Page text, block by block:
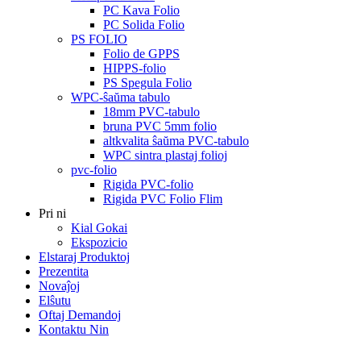
PC Kava Folio
PC Solida Folio
PS FOLIO
Folio de GPPS
HIPPS-folio
PS Spegula Folio
WPC-ŝaŭma tabulo
18mm PVC-tabulo
bruna PVC 5mm folio
altkvalita ŝaŭma PVC-tabulo
WPC sintra plastaj folioj
pvc-folio
Rigida PVC-folio
Rigida PVC Folio Flim
Pri ni
Kial Gokai
Ekspozicio
Elstaraj Produktoj
Prezentita
Novaĵoj
Elŝutu
Oftaj Demandoj
Kontaktu Nin